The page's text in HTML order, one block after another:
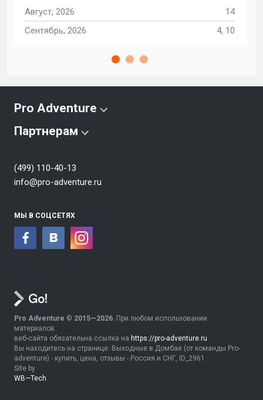
Август, 2026
14
Сентябрь, 2026
4, 10
Pro Adventure
Партнерам
(499) 110-40-13
info@pro-adventure.ru
МЫ В СОЦСЕТЯХ
Pro Adventure © 2015—2026. При любом использовании
материалов
веб-сайта обязательна ссылка на https://pro-adventure.ru
Вы находитесь на странице: Выходные в Домбае (от команды Pro-
adventure) - купить, цена, отзывы - Россия и СНГ, ID_2961
Site by
WB—Tech